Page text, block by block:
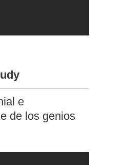
e
de los genios